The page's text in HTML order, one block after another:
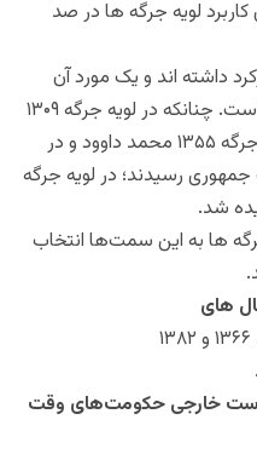
مسایل مهم ملی، از دیگر عرصه‎ های کاربرد لویه جرگه‎ ها در صد
داشته اند و یک مورد آن
برای انتخاب زعیم کشور به کار رفته است. چنانکه در لویه جرگه ۱۳۰۹
نادرشاه به سلطنت رسید و در لویه جرگه ۱۳۵۵ محمد داوود و در
ریاست جمهوری رسیدند؛ در لویه جرگه
این چهار تن در حالی از سوی لویه جرگه‎ ها به این سمت‌ها انتخاب
های
خارجی حکومت‌های وقت